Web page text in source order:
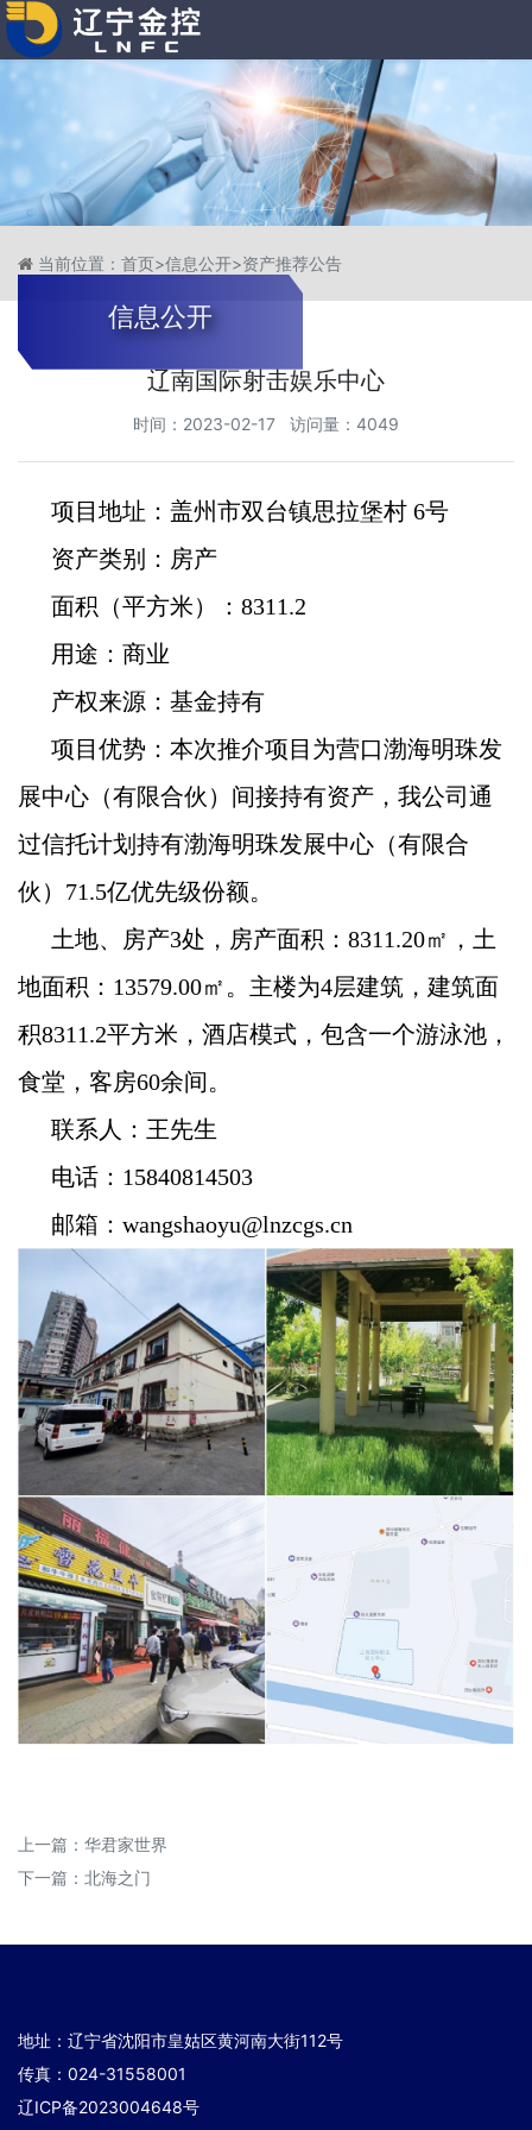
信息公开
当前位置： 首页>信息公开>资产推荐公告
辽南国际射击娱乐中心
时间：2023-02-17 访问量：4049
项目地址：盖州市双台镇思拉堡村 6号
资产类别：房产
面积（平方米）：8311.2
用途：商业
产权来源：基金持有
项目优势：本次推介项目为营口渤海明珠发
展中心（有限合伙）间接持有资产，我公司通
过信托计划持有渤海明珠发展中心（有限合
伙）71.5亿优先级份额。
土地、房产3处，房产面积： 8311.20㎡，土
地面积： 13579.00㎡。主楼为4层建筑，建筑面
积8311.2平方米，酒店模式，包含一个游泳池，
食堂，客房60余间。
联系人：王先生
电话：15840814503
邮箱：wangshaoyu@lnzcgs.cn
上一篇： 华君家世界
下一篇： 北海之门
地址：辽宁省沈阳市皇姑区黄河南大街112号
传真：024-31558001
辽ICP备2023004648号